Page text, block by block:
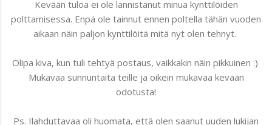
Kevään tuloa ei ole lannistanut minua kynttilöiden
polttamisessa. Enpä ole tainnut ennen poltella tähän vuoden
aikaan näin paljon kynttilöitä mitä nyt olen tehnyt.
Olipa kiva, kun tuli tehtyä postaus, vaikkakin näin pikkuinen :)
Mukavaa sunnuntaita teille ja oikein mukavaa kevään
odotusta!
Ps. Ilahduttavaa oli huomata, että olen saanut uuden lukijan